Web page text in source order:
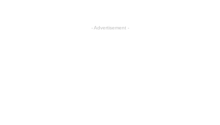
- Advertisement -